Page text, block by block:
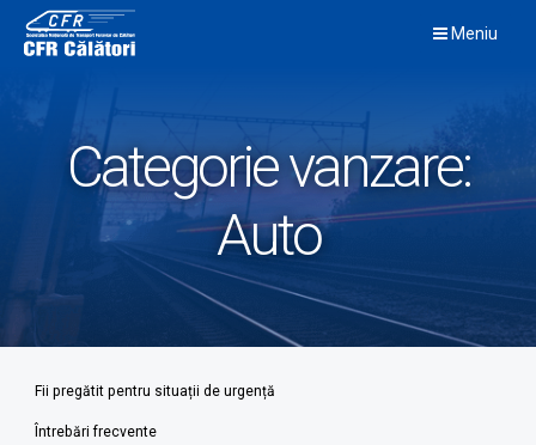
content
Meniu
Categorie vanzare:
Auto
Fii pregătit pentru situații de urgență
Întrebări frecvente